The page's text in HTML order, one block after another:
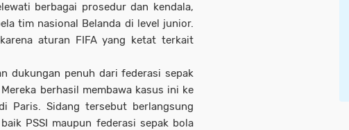
berbagai prosedur dan kendala,
tim nasional Belanda di level junior.
aturan FIFA yang ketat terkait
dukungan penuh dari federasi sepak
berhasil membawa kasus ini ke
Paris. Sidang tersebut berlangsung
PSSI maupun federasi sepak bola